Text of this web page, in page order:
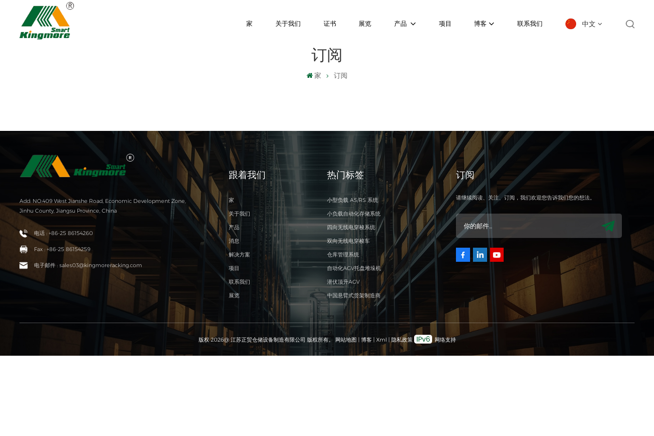
家 关于我们 证书 展览 产品 项目 博客 联系我们 中文
한국의
français
العربية
中文
русский
订阅
家 订阅
Add: NO.409 West Jianshe Road, Economic Development Zone,
Jinhu County, Jiangsu Province, China
电话 : +86-25 86154260
Fax : +86-25 86154259
电子邮件 : sales03@kingmoreracking.com
跟着我们
家
关于我们
产品
消息
解决方案
项目
联系我们
展览
热门标签
小型负载 AS/RS 系统
小负载自动化存储系统
四向无线电穿梭系统
双向无线电穿梭车
仓库管理系统
自动化AGV托盘堆垛机
潜伏顶升AGV
中国悬臂式货架制造商
订阅
请继续阅读、关注、订阅，我们欢迎您告诉我们您的想法。
版权 2026@ 江苏正贸仓储设备制造有限公司 版权所有。 网站地图 | 博客| Xml |隐私政策 网络支持